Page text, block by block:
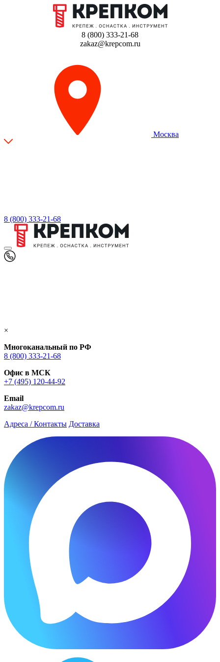
8 (800) 333-21-68
zakaz@krepcom.ru
Москва
8 (800) 333-21-68
×
Многоканальный по РФ
8 (800) 333‑21-68
Офис в МСК
+7 (495) 120-44-92
Email
zakaz@krepcom.ru
Адреса / Контакты Доставка